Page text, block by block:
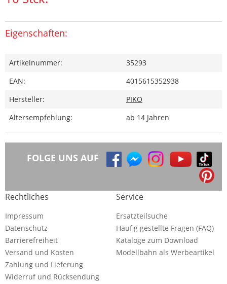
Eigenschaften:
Artikelnummer:
35293
EAN:
4015615352938
Hersteller:
PIKO
Altersempfehlung:
ab 14 Jahren
FOLGE UNS AUF
Rechtliches
Impressum
Datenschutz
Barrierefreiheit
Versand und Kosten
Zahlung und Lieferung
Widerruf und Rücksendung
Service
Ersatzteilsuche
Häufig gestellte Fragen (FAQ)
Kataloge zum Download
Modellbahn als Werbeartikel